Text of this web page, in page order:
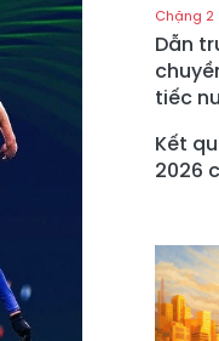
Chặng 2
Dẫn
tiếc
Kết
2026